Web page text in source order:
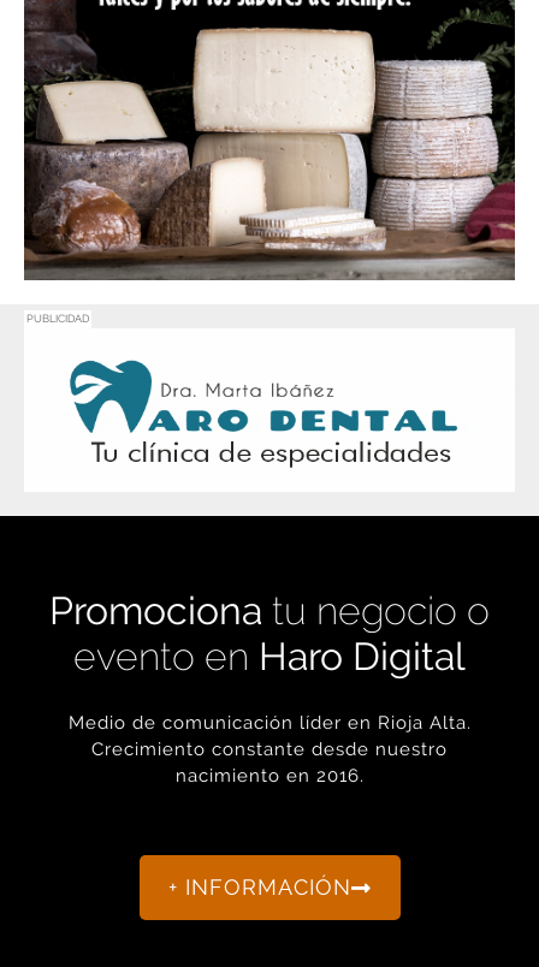
PUBLICIDAD
Promociona tu negocio o
evento en Haro Digital
Medio de comunicación líder en Rioja Alta.
Crecimiento constante desde nuestro
nacimiento en 2016.
+ INFORMACIÓN